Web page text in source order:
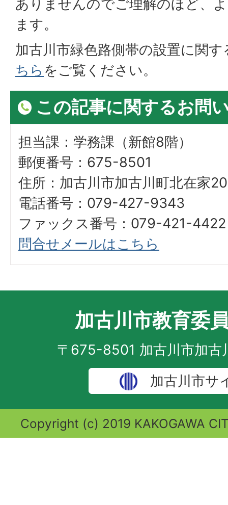
ありませんのでご理解のほど、
ます。
加古川市緑色路側帯の設置に関
ちら をご覧ください。
この記事に関するお問
担当課：学務課（新館8階）
郵便番号：675-8501
住所：加古川市加古川町北在家
電話番号：079-427-9343
ファックス番号：079-421-4422
問合せメールはこちら
加古川市教育委
〒675-8501 加古川市加古
加古川市サ
Copyright (c) 2019 KAKOGAWA